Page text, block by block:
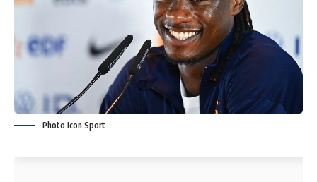
Photo Icon Sport